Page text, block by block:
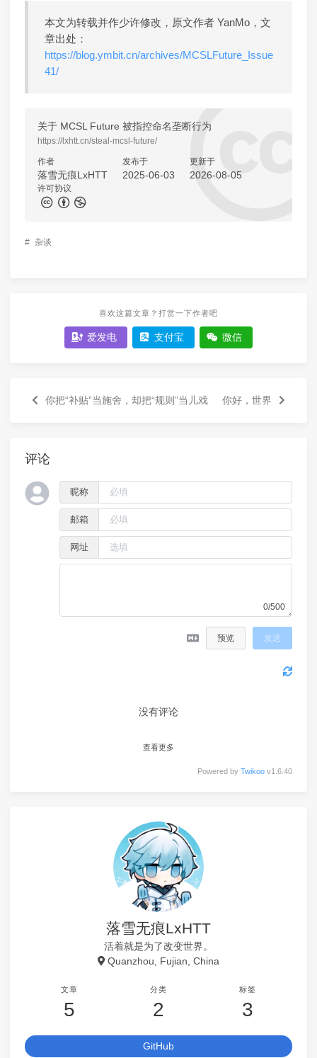
本文为转载并作少许修改，原文作者 YanMo，文
章出处：
https://blog.ymbit.cn/archives/MCSLFuture_Issue
41/
关于 MCSL Future 被指控命名垄断行为
https://lxhtt.cn/steal-mcsl-future/
作者
落雪无痕LxHTT
发布于
2025-06-03
更新于
2026-08-05
许可协议
# 杂谈
喜欢这篇文章？打赏一下作者吧
爱发电 支付宝 微信
你把“补贴”当施舍，却把“规则”当儿戏 你好，世界
评论
昵称
邮箱
网址
0/500
预览 发送
没有评论
查看更多
Powered by Twikoo v1.6.40
落雪无痕LxHTT
活着就是为了改变世界。
Quanzhou, Fujian, China
文章
5
分类
2
标签
3
GitHub